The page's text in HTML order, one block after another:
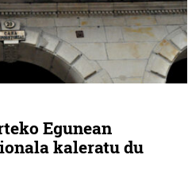
Egunean
kaleratu du